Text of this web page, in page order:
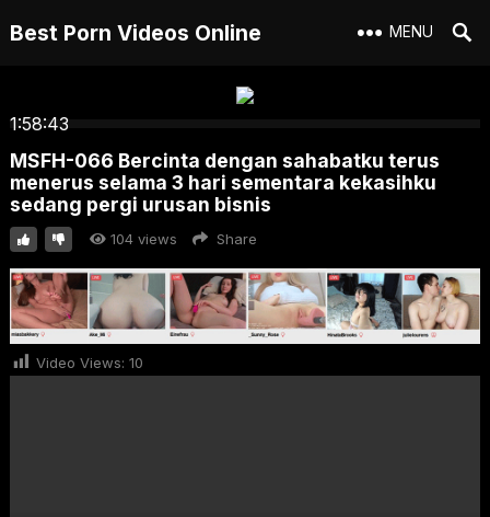
Best Porn Videos Online MENU
1:58:43
MSFH-066 Bercinta dengan sahabatku terus
menerus selama 3 hari sementara kekasihku
sedang pergi urusan bisnis
104views Share
Video Views: 10